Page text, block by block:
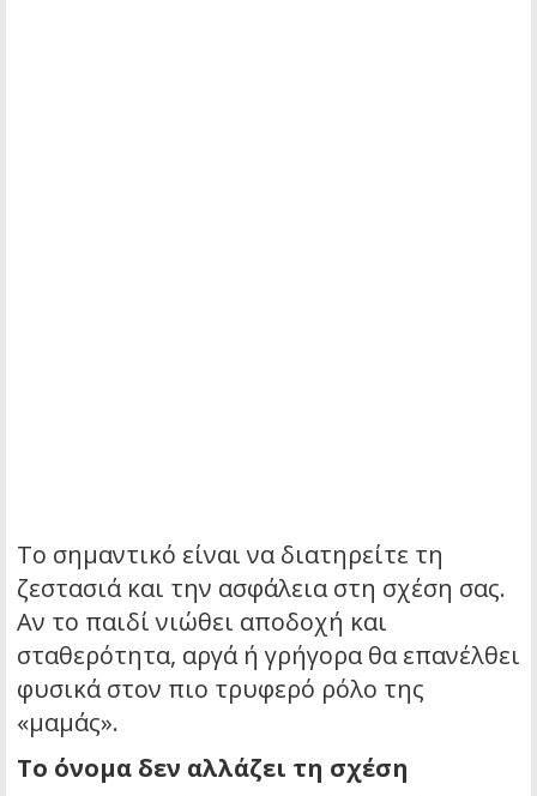
Το σημαντικό είναι να διατηρείτε τη
ζεστασιά και την ασφάλεια στη σχέση σας.
Αν το παιδί νιώθει αποδοχή και
σταθερότητα, αργά ή γρήγορα θα επανέλθει
φυσικά στον πιο τρυφερό ρόλο της
«μαμάς».
Το όνομα δεν αλλάζει τη σχέση